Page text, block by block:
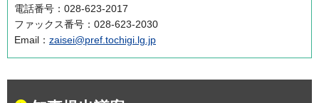
電話番号：028-623-2017
ファックス番号：028-623-2030
Email： zaisei@pref.tochigi.lg.jp